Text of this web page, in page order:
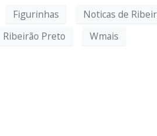
Figurinhas Noticas de
Ribeirão Preto Wmais